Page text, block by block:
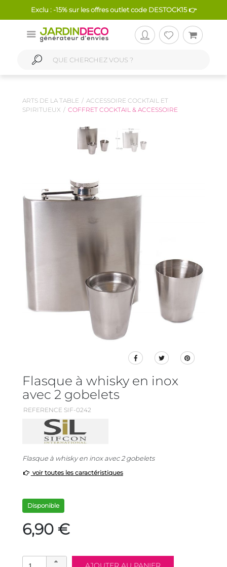
Exclu : -15% sur les offres outlet code DESTOCK15 👉
ARTS DE LA TABLE
ACCESSOIRE COCKTAIL ET
SPIRITUEUX
COFFRET COCKTAIL & ACCESSOIRE
Flasque à whisky en inox
avec 2 gobelets
REFERENCE SIF-0242
Flasque à whisky en inox avec 2 gobelets
voir toutes les caractéristiques
Disponible
6,90 €